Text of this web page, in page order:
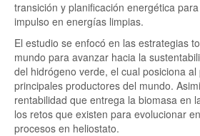
transición y planificación energética
impulso en energías limpias.
El estudio se enfocó en las estrategias
mundo para avanzar hacia la
del hidrógeno verde, el cual posiciona
principales productores del mundo.
rentabilidad que entrega la biomasa en
los retos que existen para evolucionar
procesos en heliostato.